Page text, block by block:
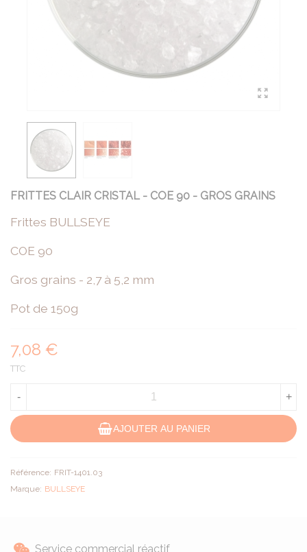
FRITTES CLAIR CRISTAL - COE 90 - GROS GRAINS
Frittes BULLSEYE
COE 90
Gros grains - 2,7 à 5,2 mm
Pot de 150g
7,08 €
TTC
- +
AJOUTER AU PANIER
Référence: FRIT-1401.03
Marque: BULLSEYE
Service commercial réactif